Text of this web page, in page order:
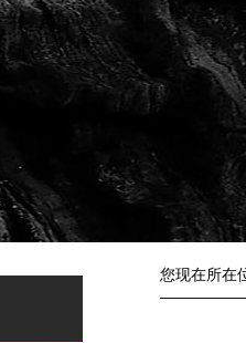
您现在所在